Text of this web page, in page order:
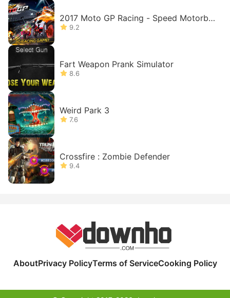
2017 Moto GP Racing - Speed Motorbik
e Competition
9.2
Fart Weapon Prank Simulator
8.6
Weird Park 3
7.6
Crossfire : Zombie Defender
9.4
AboutPrivacy PolicyTerms of ServiceCooking Policy